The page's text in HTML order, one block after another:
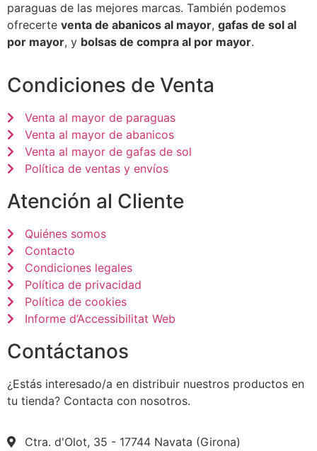
paraguas de las mejores marcas. También podemos
ofrecerte venta de abanicos al mayor, gafas de sol al
por mayor, y bolsas de compra al por mayor.
Condiciones de Venta
Venta al mayor de paraguas
Venta al mayor de abanicos
Venta al mayor de gafas de sol
Política de ventas y envíos
Atención al Cliente
Quiénes somos
Contacto
Condiciones legales
Política de privacidad
Política de cookies
Informe d’Accessibilitat Web
Contáctanos
¿Estás interesado/a en distribuir nuestros productos en
tu tienda? Contacta con nosotros.
Ctra. d'Olot, 35 - 17744 Navata (Girona)